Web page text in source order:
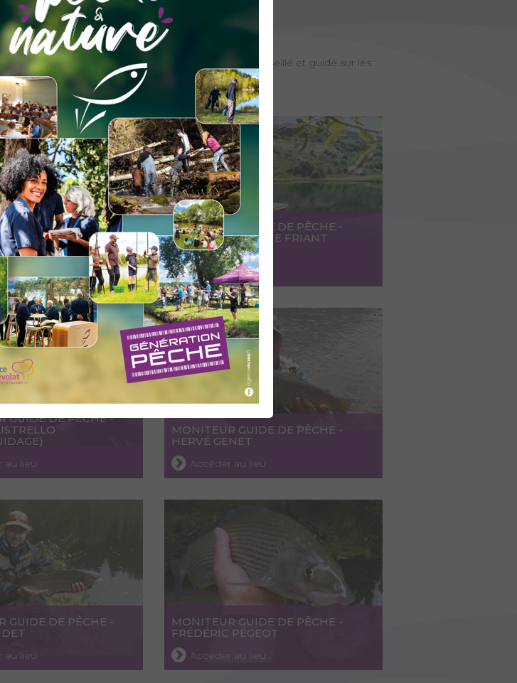
de pêche professionnels
mais aussi au pêcheur confirmé d’être conseillé et guidé sur les
GUIDE DE PÊCHE -
(ROJA
lieu
MONITEUR GUIDE DE PÊCHE -
JEAN-CHRISTOPHE FRIANT
(SAVOIEFISHING)
Accéder au lieu
GUIDE DE PÊCHE -
au lieu
MONITEUR GUIDE DE PÊCHE -
HERVÉ GENET
Accéder au lieu
GUIDE DE PÊCHE -
au lieu
MONITEUR GUIDE DE PÊCHE -
FRÉDÉRIC PÉGEOT
Accéder au lieu